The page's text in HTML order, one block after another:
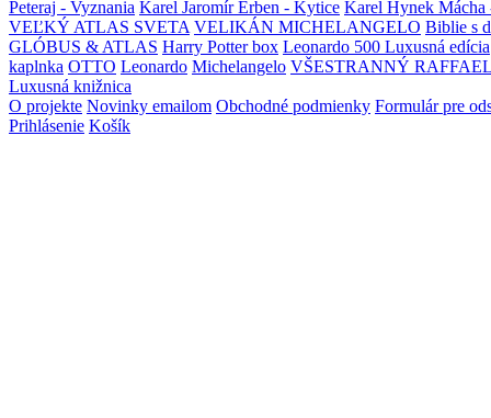
Peteraj - Vyznania Karel Jaromír Erben - Kytice Karel Hynek Mácha
VEĽKÝ ATLAS SVETA VELIKÁN MICHELANGELO Biblie s
GLÓBUS & ATLAS Harry Potter box Leonardo 500 Luxusná edícia
kaplnka OTTO Leonardo Michelangelo VŠESTRANNÝ
Luxusná knižnica
O projekte Novinky emailom Obchodné podmienky Formulár pre
Prihlásenie Košík